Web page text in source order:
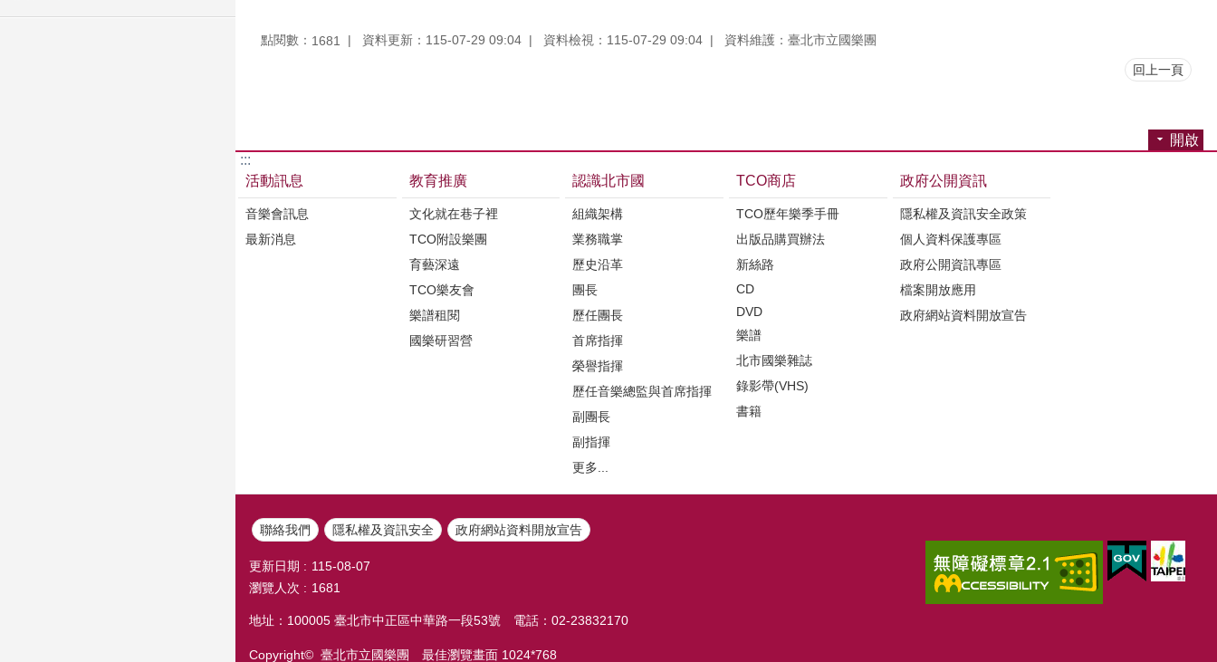
點閱數： 1681 資料更新：115-07-29 09:04 資料檢視：115-07-29 09:04 資料維護：臺北市立國樂團
回上一頁
開啟
:::
活動訊息
音樂會訊息
最新消息
教育推廣
文化就在巷子裡
TCO附設樂團
育藝深遠
TCO樂友會
樂譜租閱
國樂研習營
認識北市國
組織架構
業務職掌
歷史沿革
團長
歷任團長
首席指揮
榮譽指揮
歷任音樂總監與首席指揮
副團長
副指揮
更多...
TCO商店
TCO歷年樂季手冊
出版品購買辦法
新絲路
CD
DVD
樂譜
北市國樂雜誌
錄影帶(VHS)
書籍
政府公開資訊
隱私權及資訊安全政策
個人資料保護專區
政府公開資訊專區
檔案開放應用
政府網站資料開放宣告
聯絡我們 隱私權及資訊安全 政府網站資料開放宣告
更新日期
115-08-07
瀏覽人次
1681
地址：100005 臺北市中正區中華路一段53號 電話：02-23832170
Copyright© 臺北市立國樂團 最佳瀏覽畫面 1024*768